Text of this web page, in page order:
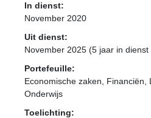
In dienst:
November 2020
Uit dienst:
November 2025 (5 jaar in dienst
Portefeuille:
Economische zaken, Financiën,
Onderwijs
Toelichting: